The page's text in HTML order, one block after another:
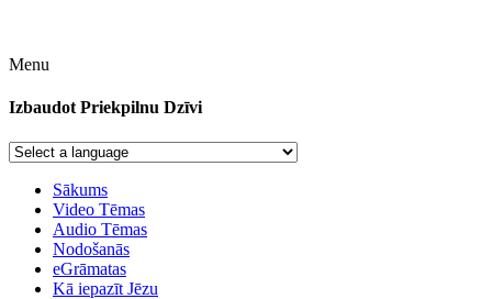
Menu
Izbaudot Priekpilnu Dzīvi
Sākums
Video Tēmas
Audio Tēmas
Nodošanās
eGrāmatas
Kā iepazīt Jēzu